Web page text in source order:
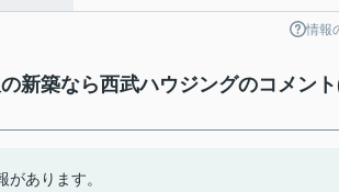
情報
新築なら西武ハウジングのコメン
あります。